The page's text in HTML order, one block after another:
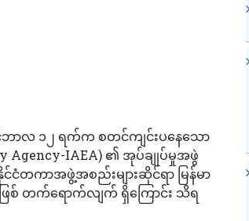
ဘာလ ၁၂ ရက်က စတင်ကျင်းပနေသော
Agency-IAEA) ၏ အုပ်ချုပ်မှုအဖွဲ
ငံတကာအဖွဲ့အစည်းများဆိုင်ရာ မြန်မာ
ြစ် တက်ရောက်လျက် ရှိကြောင်း သိရ